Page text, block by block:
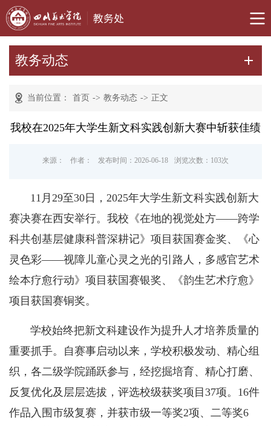
教务动态
当前位置： 首页 -> 教务动态 -> 正文
我校在2025年大学生新文科实践创新大赛中斩获佳绩
来源： 作者： 发布时间：2026-06-18 浏览次数： 103次
11月29至30日，2025年大学生新文科实践创新大
赛决赛在西安举行。我校《在地的视觉处方——跨学
科共创基层健康科普深耕记》项目获国赛金奖、《心
灵色彩——视障儿童心灵之光的引路人，多感官艺术
绘本疗愈行动》项目获国赛银奖、《韵生艺术疗愈》
项目获国赛铜奖。
学校始终把新文科建设作为提升人才培养质量的
重要抓手。自赛事启动以来，学校积极发动、精心组
织，各二级学院踊跃参与，经挖掘培育、精心打磨、
反复优化及层层选拔，评选校级获奖项目37项。16件
作品入围市级复赛，并获市级一等奖2项、二等奖6